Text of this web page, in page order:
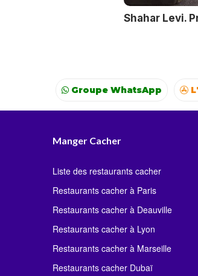
Shahar Levi.
Groupe WhatsApp
Voyages Colonies
Manger Cacher
Liste des restaurants cacher
Restaurants cacher à Paris
Restaurants cacher à Deauville
Restaurants cacher à Lyon
Restaurants cacher à Marseille
Restaurants cacher Dubaï